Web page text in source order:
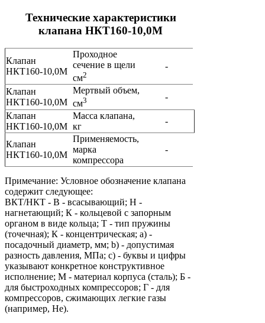
Технические характеристики
клапана НКТ160-10,0М
Клапан
НКТ160-10,0М
Проходное
сечение в щели
см2
-
Клапан
НКТ160-10,0М
Мертвый объем,
см3
-
Клапан
НКТ160-10,0М
Масса клапана,
кг
-
Клапан
НКТ160-10,0М
Применяемость,
марка
компрессора
-
Примечание: Условное обозначение клапана
содержит следующее:
ВКТ/НКТ - В - всасывающий; Н -
нагнетающий; К - кольцевой с запорным
органом в виде кольца; Т - тип пружины
(точечная); К - концентрическая; a) -
посадочный диаметр, мм; b) - допустимая
разность давления, МПа; c) - буквы и цифры
указывают конкретное конструктивное
исполнение; М - материал корпуса (сталь); Б -
для быстроходных компрессоров; Г - для
компрессоров, сжимающих легкие газы
(например, Не).